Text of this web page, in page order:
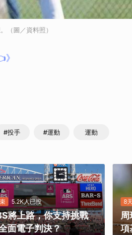
（圖／資料照）
#投手 #運動 運動
5.2K人已投
將上路，你支持挑戰
面電子判決？
8
周
項